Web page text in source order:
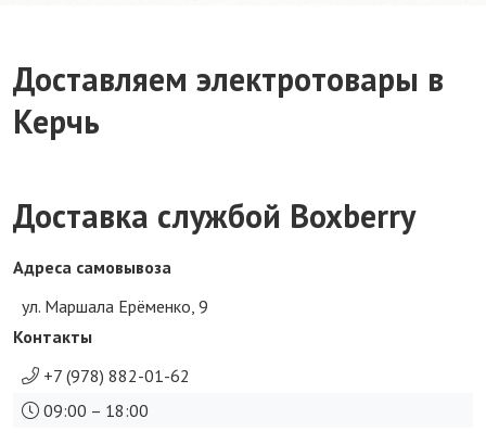
Доставляем электротовары в
Керчь
Доставка службой Boxberry
Адреса самовывоза
ул. Маршала Ерёменко, 9
Контакты
+7 (978) 882-01-62
09:00 – 18:00